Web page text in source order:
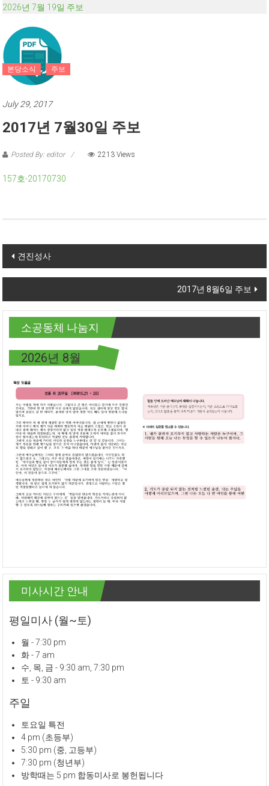
2026년 7월 19일 주보
본당소식 주보
July 29, 2017
2017년 7월30일 주보
Posted By: editor 2213 Views
157호-20170730
Post navigation
견진성사
2017년 8월6일 주보
소공동체 나눔지
2026년 8월
미사시간 안내
평일미사 (월~토)
월 - 7:30 pm
화 - 7 am
수, 목, 금 - 9:30 am, 7:30 pm
토 - 9:30 am
주일
토요일 특전
4 pm (초등부)
5:30 pm (중, 고등부)
7:30 pm (청년부)
방학때는 5 pm 합동미사로 봉헌됩니다